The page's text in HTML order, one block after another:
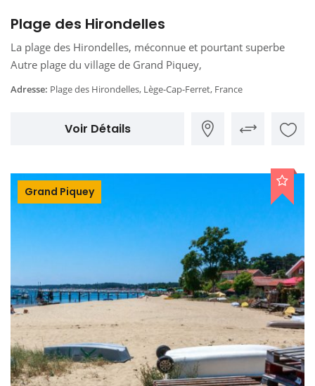
Plage des Hirondelles
La plage des Hirondelles, méconnue et pourtant superbe
Autre plage du village de Grand Piquey,
Adresse: Plage des Hirondelles, Lège-Cap-Ferret, France
Voir Détails
Grand Piquey